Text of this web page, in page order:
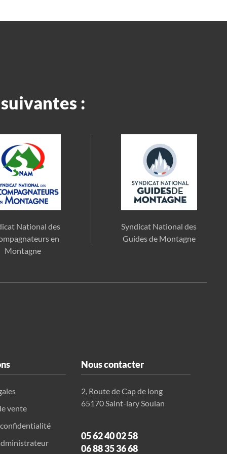
:
National des
en
Montagne
Syndicat National des
Guides de Montagne
vente
Nous contacter
2, Route de Cap de long
65170 Saint-lary Soulan
05 62 40 02 58
06 88 35 36 68